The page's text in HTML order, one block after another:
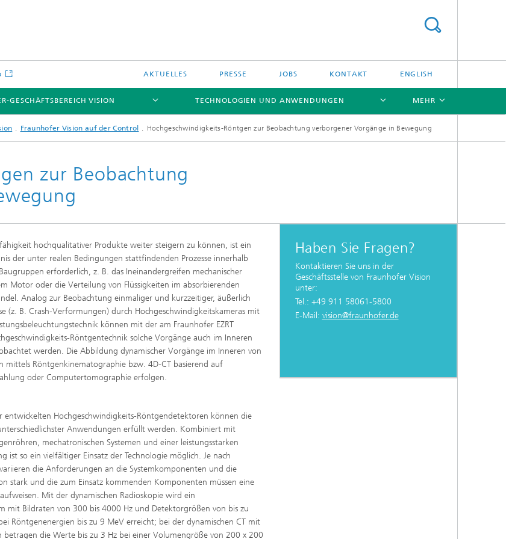
AKTUELLES PRESSE JOBS KONTAKT ENGLISH
GESCHÄFTSBEREICH VISION TECHNOLOGIEN UND ANWENDUNGEN MEHR
Fraunhofer Vision auf der Control Hochgeschwindigkeits-Röntgen zur Beobachtung verborgener Vorgänge in Bewegung
zur Beobachtung
hochqualitativer Produkte weiter steigern zu können, ist ein
der unter realen Bedingungen stattfindenden Prozesse innerhalb
erforderlich, z. B. das Ineinandergreifen mechanischer
Motor oder die Verteilung von Flüssigkeiten im absorbierenden
Analog zur Beobachtung einmaliger und kurzzeitiger, äußerlich
(z. B. Crash-Verformungen) durch Hochgeschwindigkeitskameras mit
können mit der am Fraunhofer EZRT
Röntgentechnik solche Vorgänge auch im Inneren
werden. Die Abbildung dynamischer Vorgänge im Inneren von
mittels Röntgenkinematographie bzw. 4D-CT basierend auf
oder Computertomographie erfolgen.
entwickelten Hochgeschwindigkeits-Röntgendetektoren können die
Anwendungen erfüllt werden. Kombiniert mit
mechatronischen Systemen und einer leistungsstarken
ist so ein vielfältiger Einsatz der Technologie möglich. Je nach
die Anforderungen an die Systemkomponenten und die
stark und die zum Einsatz kommenden Komponenten müssen eine
Mit der dynamischen Radioskopie wird ein
mit Bildraten von 300 bis 4000 Hz und Detektorgrößen von bis zu
bei Röntgenenergien bis zu 9 MeV erreicht; bei der dynamischen CT mit
betragen die Werte bis zu 3 Hz bei einer Volumengröße von 200 x 200
Haben Sie Fragen?
Kontaktieren Sie uns in der
Geschäftsstelle von Fraunhofer Vision
unter:
Tel.: +49 911 58061-5800
E-Mail: vision@fraunhofer.de